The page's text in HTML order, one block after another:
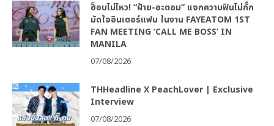
ฮ็อบไม่ไหว! “ฝ้าย-อะตอม” แจกความฟินไม่กั๊ก
มัดใจอินเตอร์แฟน ในงาน FAYEATOM 1ST
FAN MEETING ‘CALL ME BOSS’ IN
MANILA
07/08/2026
THHeadline X PeachLover | Exclusive
Interview
07/08/2026